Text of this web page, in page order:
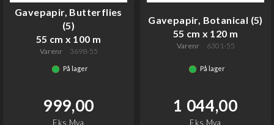
Gavepapir, Butterflies
(5)
55 cm x 100 m
Varenr 3698-55
På lager
999,00
Eks.Mva
Gavepapir, Botanical (5)
55 cm x 120 m
Varenr 6301-55
På lager
1 044,00
Eks.Mva